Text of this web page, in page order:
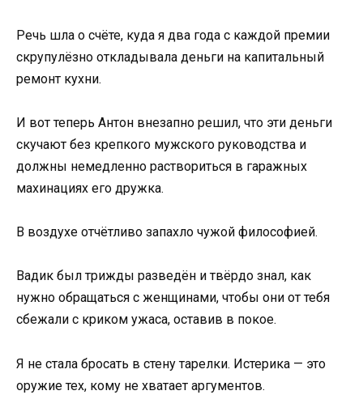
Речь шла о счёте, куда я два года с каждой премии
скрупулёзно откладывала деньги на капитальный
ремонт кухни.
И вот теперь Антон внезапно решил, что эти деньги
скучают без крепкого мужского руководства и
должны немедленно раствориться в гаражных
махинациях его дружка.
В воздухе отчётливо запахло чужой философией.
Вадик был трижды разведён и твёрдо знал, как
нужно обращаться с женщинами, чтобы они от тебя
сбежали с криком ужаса, оставив в покое.
Я не стала бросать в стену тарелки. Истерика — это
оружие тех, кому не хватает аргументов.